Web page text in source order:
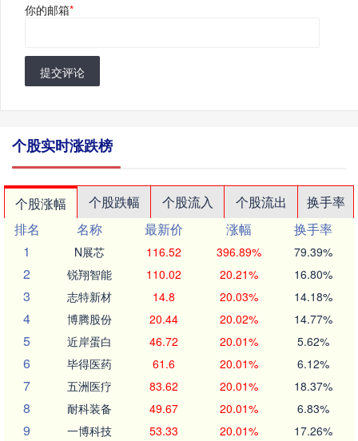
你的邮箱*
提交评论
个股实时涨跌榜
个股涨幅 个股跌幅 个股流入 个股流出
换手率
排名
名称 最新价 涨幅
换手率
1
N展芯 116.52 396.89% 79.39%
2 锐翔智能 110.02 20.21% 16.80%
3 志特新材 14.8 20.03% 14.18%
4 博腾股份 20.44 20.02% 14.77%
5 近岸蛋白 46.72 20.01% 5.62%
6 毕得医药 61.6 20.01% 6.12%
7 五洲医疗 83.62 20.01% 18.37%
8 耐科装备 49.67 20.01% 6.83%
9 一博科技 53.33 20.01% 17.26%